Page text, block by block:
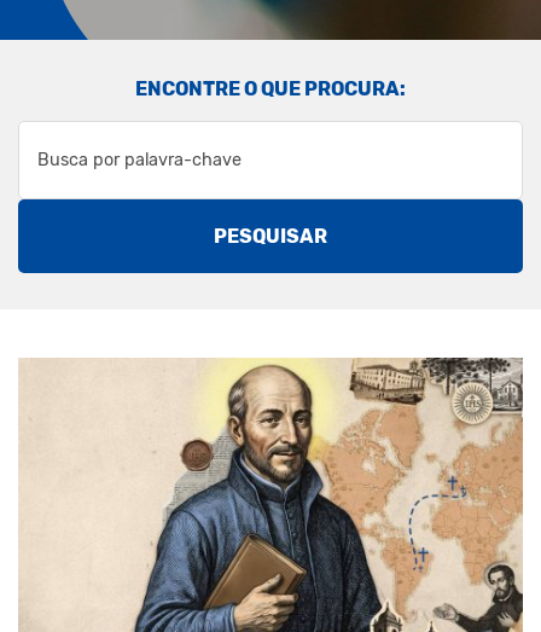
ENCONTRE O QUE PROCURA:
PESQUISAR